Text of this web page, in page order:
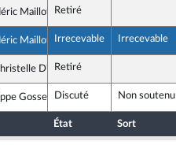
et Républicaine
Maillot Retiré
et Républicaine
Maillot Irrecevable Irrecevable
D'Intorni
Retiré
GosselinDiscuté Non soutenu
État Sort